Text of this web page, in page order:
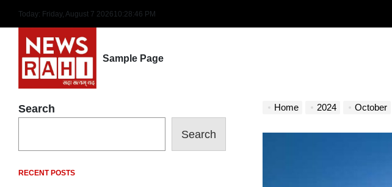
content
Today: Friday, August 7 202610:28:47 PM
Sample Page
Home 2024 October
Search
Search
RECENT POSTS